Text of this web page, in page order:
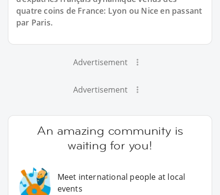
quatre coins de France: Lyon ou Nice en passant
par Paris.
Advertisement
Advertisement
An amazing community is
waiting for you!
Meet international people at local
events